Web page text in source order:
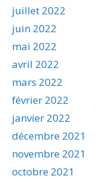
juillet 2022
juin 2022
mai 2022
avril 2022
mars 2022
février 2022
janvier 2022
décembre 2021
novembre 2021
octobre 2021